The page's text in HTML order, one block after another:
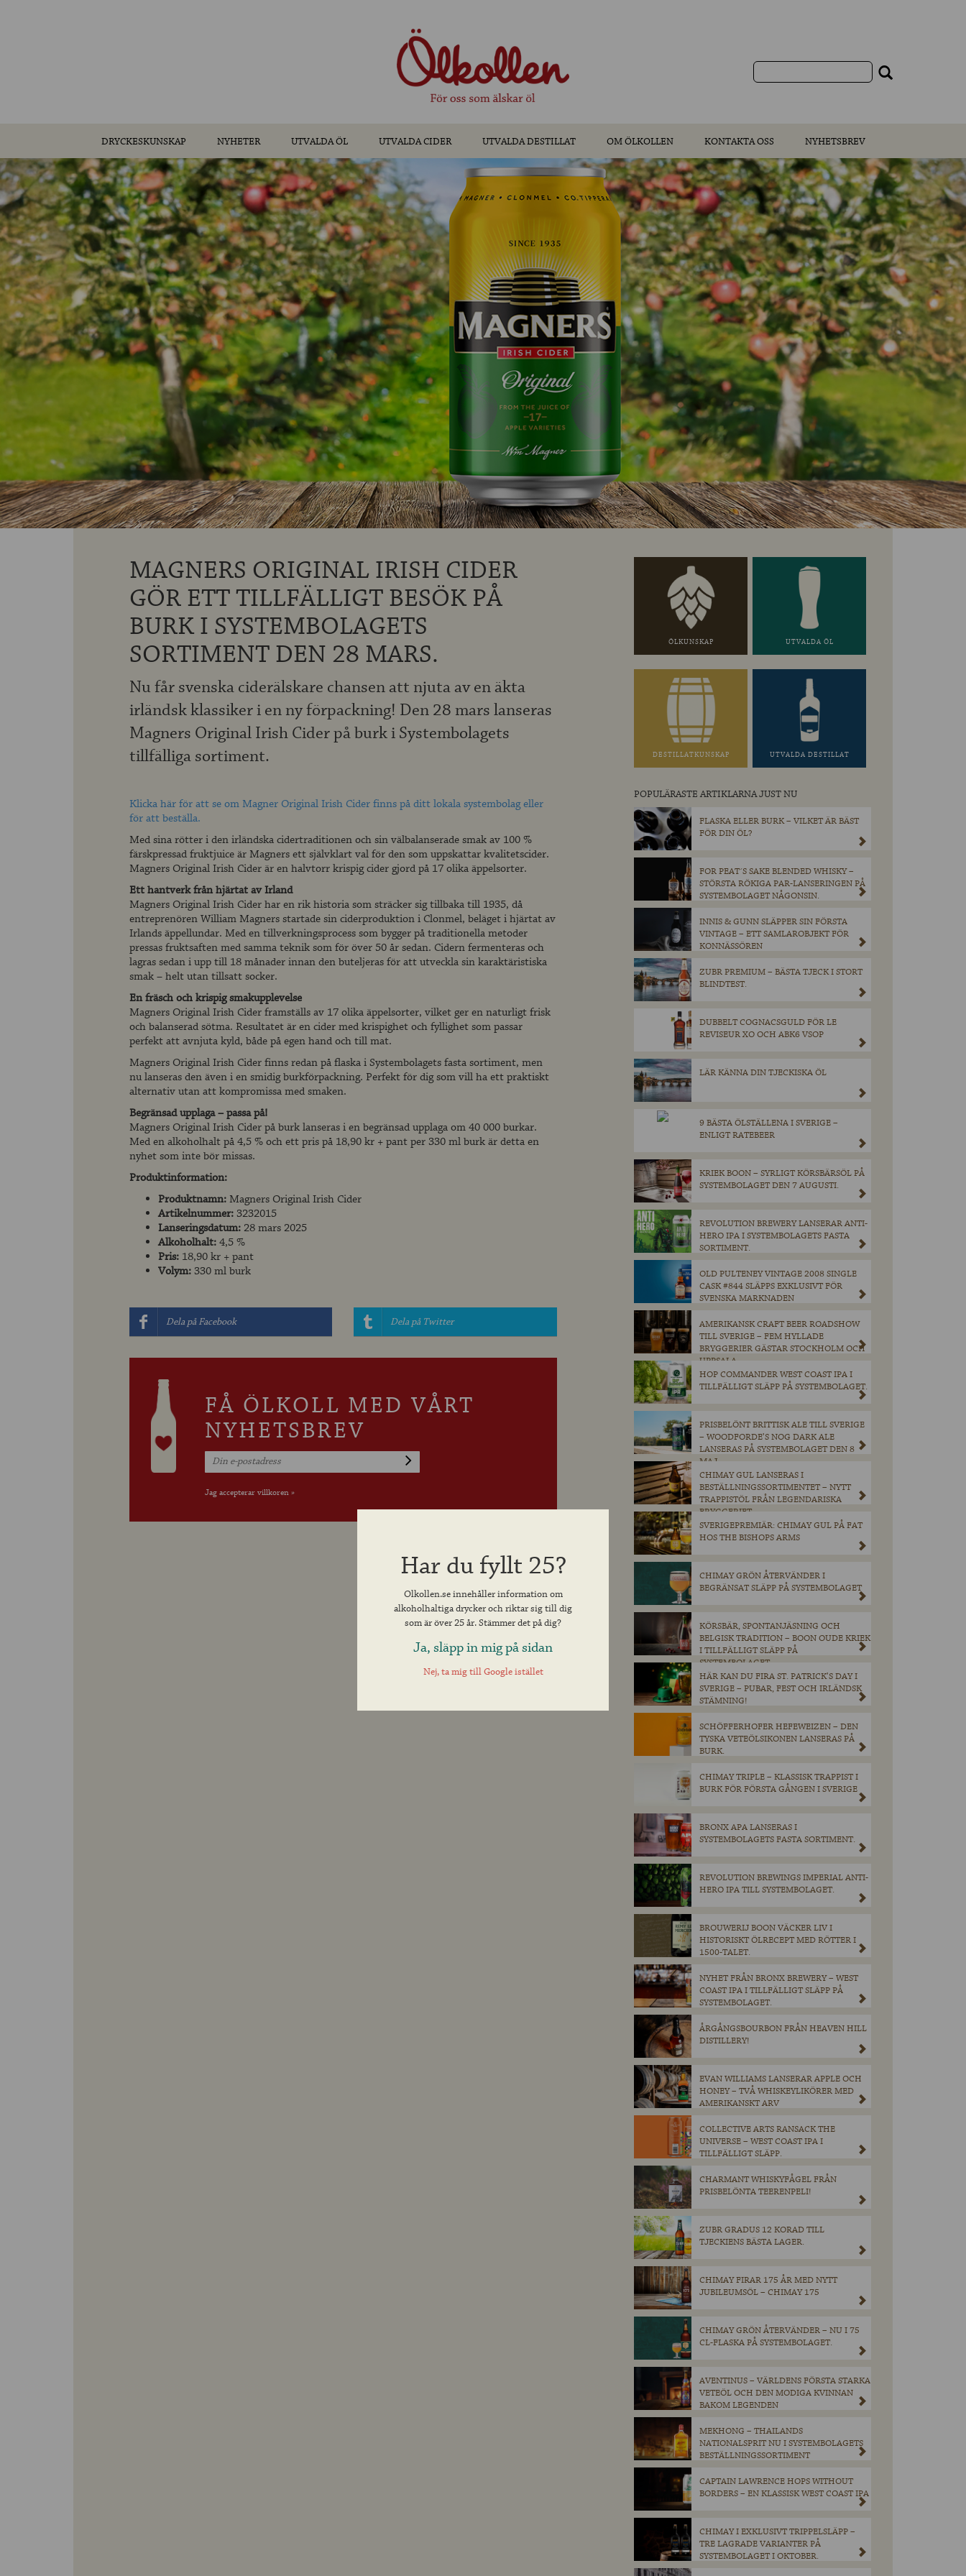
DRYCKESKUNSKAP NYHETER UTVALDA ÖL UTVALDA CIDER UTVALDA DESTILLAT OM ÖLKOLLEN KONTAKTA OSS NYHETSBREV
MAGNERS ORIGINAL IRISH CIDER
GÖR ETT TILLFÄLLIGT BESÖK PÅ
BURK I SYSTEMBOLAGETS
SORTIMENT DEN 28 MARS.
Nu får svenska ciderälskare chansen att njuta av en äkta
irländsk klassiker i en ny förpackning! Den 28 mars lanseras
Magners Original Irish Cider på burk i Systembolagets
tillfälliga sortiment.
Klicka här för att se om Magner Original Irish Cider finns på ditt lokala systembolag eller
för att beställa.
Med sina rötter i den irländska cidertraditionen och sin välbalanserade smak av 100 %
färskpressad fruktjuice är Magners ett självklart val för den som uppskattar kvalitetscider.
Magners Original Irish Cider är en halvtorr krispig cider gjord på 17 olika äppelsorter.
Ett hantverk från hjärtat av Irland
Magners Original Irish Cider har en rik historia som sträcker sig tillbaka till 1935, då
entreprenören William Magners startade sin ciderproduktion i Clonmel, beläget i hjärtat av
Irlands äppellundar. Med en tillverkningsprocess som bygger på traditionella metoder
pressas fruktsaften med samma teknik som för över 50 år sedan. Cidern fermenteras och
lagras sedan i upp till 18 månader innan den buteljeras för att utveckla sin karaktäristiska
smak – helt utan tillsatt socker.
En fräsch och krispig smakupplevelse
Magners Original Irish Cider framställs av 17 olika äppelsorter, vilket ger en naturligt frisk
och balanserad sötma. Resultatet är en cider med krispighet och fyllighet som passar
perfekt att avnjuta kyld, både på egen hand och till mat.
Magners Original Irish Cider finns redan på flaska i Systembolagets fasta sortiment, men
nu lanseras den även i en smidig burkförpackning. Perfekt för dig som vill ha ett praktiskt
alternativ utan att kompromissa med smaken.
Begränsad upplaga – passa på!
Magners Original Irish Cider på burk lanseras i en begränsad upplaga om 40 000 burkar.
Med en alkoholhalt på 4,5 % och ett pris på 18,90 kr + pant per 330 ml burk är detta en
nyhet som inte bör missas.
Produktinformation:
Produktnamn:Magners Original Irish Cider
Artikelnummer:3232015
Lanseringsdatum:28 mars 2025
Alkoholhalt:4,5 %
Pris:18,90 kr + pant
Volym:330 ml burk
Dela på Facebook Dela på Twitter
FÅ ÖLKOLL MED VÅRT
NYHETSBREV
Jag accepterar villkoren »
ÖLKUNSKAP UTVALDA ÖL
DESTILLATKUNSKAP UTVALDA DESTILLAT
POPULÄRASTE ARTIKLARNA JUST NU
FLASKA ELLER BURK – VILKET ÄR BÄST
FÖR DIN ÖL?
FOR PEAT´S SAKE BLENDED WHISKY –
STÖRSTA RÖKIGA PAR-LANSERINGEN PÅ
SYSTEMBOLAGET NÅGONSIN.
INNIS & GUNN SLÄPPER SIN FÖRSTA
VINTAGE – ETT SAMLAROBJEKT FÖR
KONNÄSSÖREN
ZUBR PREMIUM – BÄSTA TJECK I STORT
BLINDTEST.
DUBBELT COGNACSGULD FÖR LE
REVISEUR XO OCH ABK6 VSOP
LÄR KÄNNA DIN TJECKISKA ÖL
9 BÄSTA ÖLSTÄLLENA I SVERIGE –
ENLIGT RATEBEER
KRIEK BOON – SYRLIGT KÖRSBÄRSÖL PÅ
SYSTEMBOLAGET DEN 7 AUGUSTI.
REVOLUTION BREWERY LANSERAR ANTI-
HERO IPA I SYSTEMBOLAGETS FASTA
SORTIMENT.
OLD PULTENEY VINTAGE 2008 SINGLE
CASK #844 SLÄPPS EXKLUSIVT FÖR
SVENSKA MARKNADEN
AMERIKANSK CRAFT BEER ROADSHOW
TILL SVERIGE – FEM HYLLADE
BRYGGERIER GÄSTAR STOCKHOLM OCH
UPPSALA
HOP COMMANDER WEST COAST IPA I
TILLFÄLLIGT SLÄPP PÅ SYSTEMBOLAGET.
PRISBELÖNT BRITTISK ALE TILL SVERIGE
– WOODFORDE’S NOG DARK ALE
LANSERAS PÅ SYSTEMBOLAGET DEN 8
MAJ.
CHIMAY GUL LANSERAS I
BESTÄLLNINGSSORTIMENTET – NYTT
TRAPPISTÖL FRÅN LEGENDARISKA
BRYGGERIET
SVERIGEPREMIÄR: CHIMAY GUL PÅ FAT
HOS THE BISHOPS ARMS
CHIMAY GRÖN ÅTERVÄNDER I
BEGRÄNSAT SLÄPP PÅ SYSTEMBOLAGET
KÖRSBÄR, SPONTANJÄSNING OCH
BELGISK TRADITION – BOON OUDE KRIEK
I TILLFÄLLIGT SLÄPP PÅ
SYSTEMBOLAGET.
HÄR KAN DU FIRA ST. PATRICK’S DAY I
SVERIGE – PUBAR, FEST OCH IRLÄNDSK
STÄMNING!
SCHÖFFERHOFER HEFEWEIZEN – DEN
TYSKA VETEÖLSIKONEN LANSERAS PÅ
BURK.
CHIMAY TRIPLE – KLASSISK TRAPPIST I
BURK FÖR FÖRSTA GÅNGEN I SVERIGE
BRONX APA LANSERAS I
SYSTEMBOLAGETS FASTA SORTIMENT.
REVOLUTION BREWINGS IMPERIAL ANTI-
HERO IPA TILL SYSTEMBOLAGET.
BROUWERIJ BOON VÄCKER LIV I
HISTORISKT ÖLRECEPT MED RÖTTER I
1500-TALET.
NYHET FRÅN BRONX BREWERY – WEST
COAST IPA I TILLFÄLLIGT SLÄPP PÅ
SYSTEMBOLAGET.
ÅRGÅNGSBOURBON FRÅN HEAVEN HILL
DISTILLERY!
EVAN WILLIAMS LANSERAR APPLE OCH
HONEY – TVÅ WHISKEYLIKÖRER MED
AMERIKANSKT ARV
COLLECTIVE ARTS RANSACK THE
UNIVERSE – WEST COAST IPA I
TILLFÄLLIGT SLÄPP.
CHARMANT WHISKYFÅGEL FRÅN
PRISBELÖNTA TEERENPELI!
ZUBR GRADUS 12 KORAD TILL
TJECKIENS BÄSTA LAGER.
CHIMAY FIRAR 175 ÅR MED NYTT
JUBILEUMSÖL – CHIMAY 175
CHIMAY GRÖN ÅTERVÄNDER – NU I 75
CL-FLASKA PÅ SYSTEMBOLAGET.
AVENTINUS – VÄRLDENS FÖRSTA STARKA
VETEÖL OCH DEN MODIGA KVINNAN
BAKOM LEGENDEN
MEKHONG – THAILANDS
NATIONALSPRIT NU I SYSTEMBOLAGETS
BESTÄLLNINGSSORTIMENT
CAPTAIN LAWRENCE HOPS WITHOUT
BORDERS – EN KLASSISK WEST COAST IPA
CHIMAY I EXKLUSIVT TRIPPELSLÄPP –
TRE LAGRADE VARIANTER PÅ
SYSTEMBOLAGET I OKTOBER.
Har du fyllt 25?
Olkollen.se innehåller information om
alkoholhaltiga drycker och riktar sig till dig
som är över 25 år. Stämmer det på dig?
Ja, släpp in mig på sidan
Nej, ta mig till Google istället